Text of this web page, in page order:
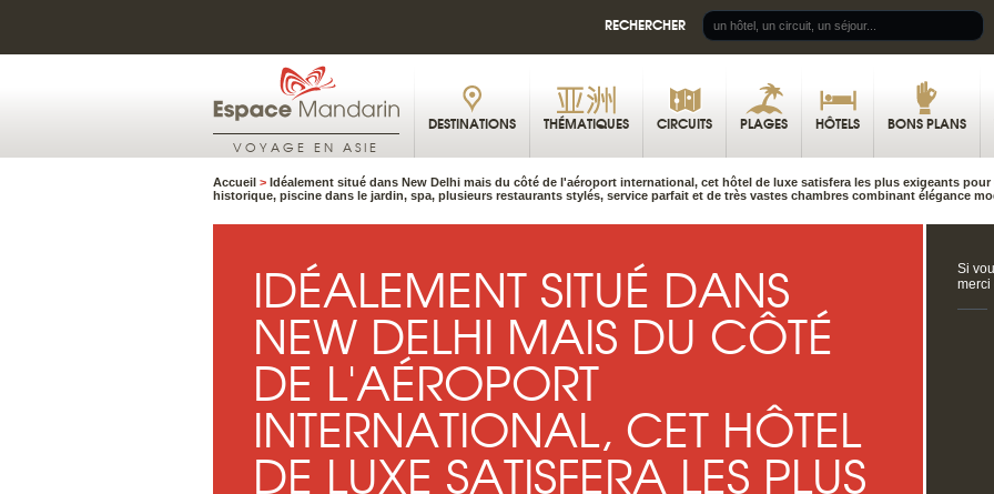
RECHERCHER
VOYAGE EN ASIE
DESTINATIONS THÉMATIQUES CIRCUITS PLAGES HÔTELS BONS PLANS
Accueil > Idéalement situé dans New Delhi mais du côté de l'aéroport international, cet hôtel de luxe satisfera les plus exigeants
historique, piscine dans le jardin, spa, plusieurs restaurants stylés, service parfait et de très vastes chambres combinant élégance
IDÉALEMENT SITUÉ DANS
NEW DELHI MAIS DU CÔTÉ
DE L'AÉROPORT
INTERNATIONAL, CET HÔTEL
DE LUXE SATISFERA LES PLUS
Si
merci